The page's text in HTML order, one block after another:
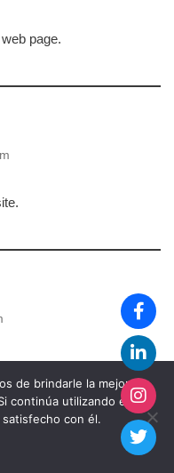
page.
site.
de brindarle la mejor
continúa utilizando este
con él.